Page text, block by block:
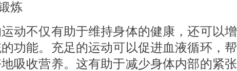
炼
不仅有助于维持身体的健康，还可以增
功能。充足的运动可以促进血液循环，帮
吸收营养。这有助于减少身体内部的紧张